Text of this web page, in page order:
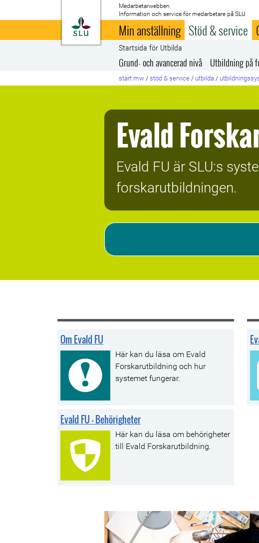
Till startsida
Medarbetarwebben
Information och service för medarbetare på SLU
Min anställning Stöd & service
Startsida för Utbilda
Grund- och avancerad nivå Utbildning på
start mw / stöd & service / utbilda /
Evald
Evald FU är SLU:s
forskarutbildningen.
Om Evald FU
Här kan du läsa om Evald
Forskarutbildning och hur
systemet fungerar.
Evald FU - Behörigheter
Här kan du läsa om behörigheter
till Evald Forskarutbildning.